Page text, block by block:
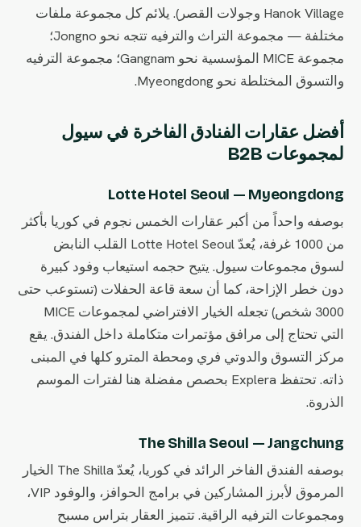
Hanok Village وجولات القصر). يلائم كل مجموعة ملفات
مختلفة — مجموعة التراث والترفيه تتجه نحو Jongno؛
مجموعة MICE المؤسسية نحو Gangnam؛ مجموعة الترفيه
والتسوق المختلطة نحو Myeongdong.
أفضل عقارات الفنادق الفاخرة في سيول
لمجموعات B2B
Lotte Hotel Seoul — Myeongdong
بوصفه واحداً من أكبر عقارات الخمس نجوم في كوريا بأكثر
من 1000 غرفة، يُعدّ Lotte Hotel Seoul القلب النابض
لسوق مجموعات سيول. يتيح حجمه استيعاب وفود كبيرة
دون خطر الإزاحة، كما أن سعة قاعة الحفلات (تستوعب حتى
3000 شخص) تجعله الخيار الافتراضي لمجموعات MICE
التي تحتاج إلى مرافق مؤتمرات متكاملة داخل الفندق. يقع
مركز التسوق والدوتي فري ومحطة المترو كلها في المبنى
ذاته. تحتفظ Explera بحصص مفضلة هنا لفترات الموسم
الذروة.
The Shilla Seoul — Jangchung
بوصفه الفندق الفاخر الرائد في كوريا، يُعدّ The Shilla الخيار
المرموق لأبرز المشاركين في برامج الحوافز، والوفود VIP،
ومجموعات الترفيه الراقية. تتميز العقار بتراس مسبح